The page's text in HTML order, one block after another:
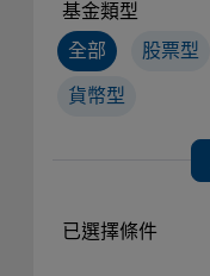
基金類型
全部
股票型
貨幣型
已選擇條件